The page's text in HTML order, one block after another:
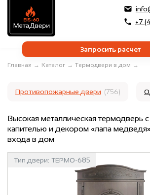
+7
Запросить расчет
Главная → Каталог → Термодвери в дом →
Противопожарные двери (756)
Высокая металлическая термодверь
капителью и декором «лапа
входа в дом
Тип двери: ТЕРМО-685